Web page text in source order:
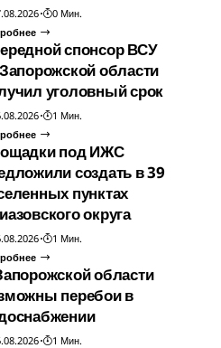
0 Мин.
спонсор ВСУ
области
уголовный срок
1 Мин.
под ИЖС
создать в 39
пунктах
округа
1 Мин.
области
перебои в
1 Мин.